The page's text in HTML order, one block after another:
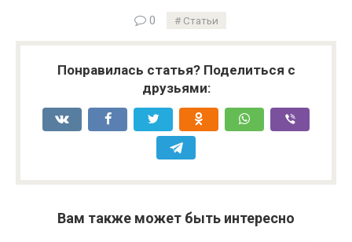
0 Статьи
Понравилась статья? Поделиться с
друзьями:
Вам также может быть интересно